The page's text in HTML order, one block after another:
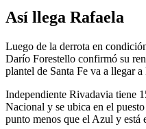
Así llega Rafaela
Luego de la derrota en
Darío Forestello confirmó su
plantel de Santa Fe va a llegar
Independiente Rivadavia tiene
Nacional y se ubica en el
punto menos que el Azul y está